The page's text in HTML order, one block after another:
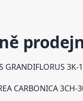
GRANDIFLORUS 3K-
CARBONICA 3CH-